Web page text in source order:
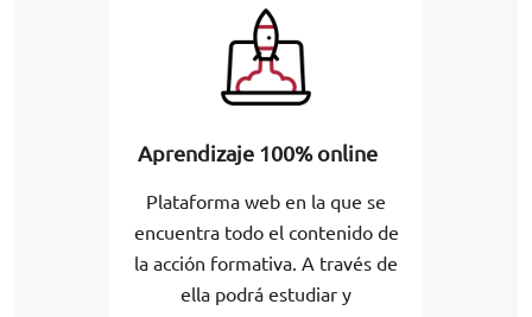
Aprendizaje 100% online
Plataforma web en la que se
encuentra todo el contenido de
la acción formativa. A través de
ella podrá estudiar y